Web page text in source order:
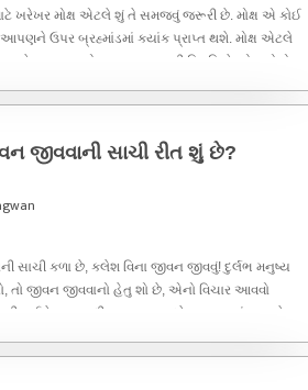
માટે ખરેખર મોક્ષ એટલે શું તે સમજવું જરૂરી છે. મોક્ષ એ કોઈ
ઉપર બ્રહ્માંડમાં ક્યાંક પ્રાપ્ત થશે. મોક્ષ એટલે
અને પરમ સુખનો અનુભવ કરાવતી સ્થિતિ છે. મોક્ષ કોનો
જીવવાની સાચી રીત શું છે?
સાચી કળા છે, ક્લેશ વિના જીવન જીવવું! દુર્લભ મનુષ્ય
તો જીવન જીવવાનો હેતુ શો છે, એનો વિચાર આવવો
લઈને મૃત્યુ સુધીના જીવનના દરેક તબક્કામાં આપણે